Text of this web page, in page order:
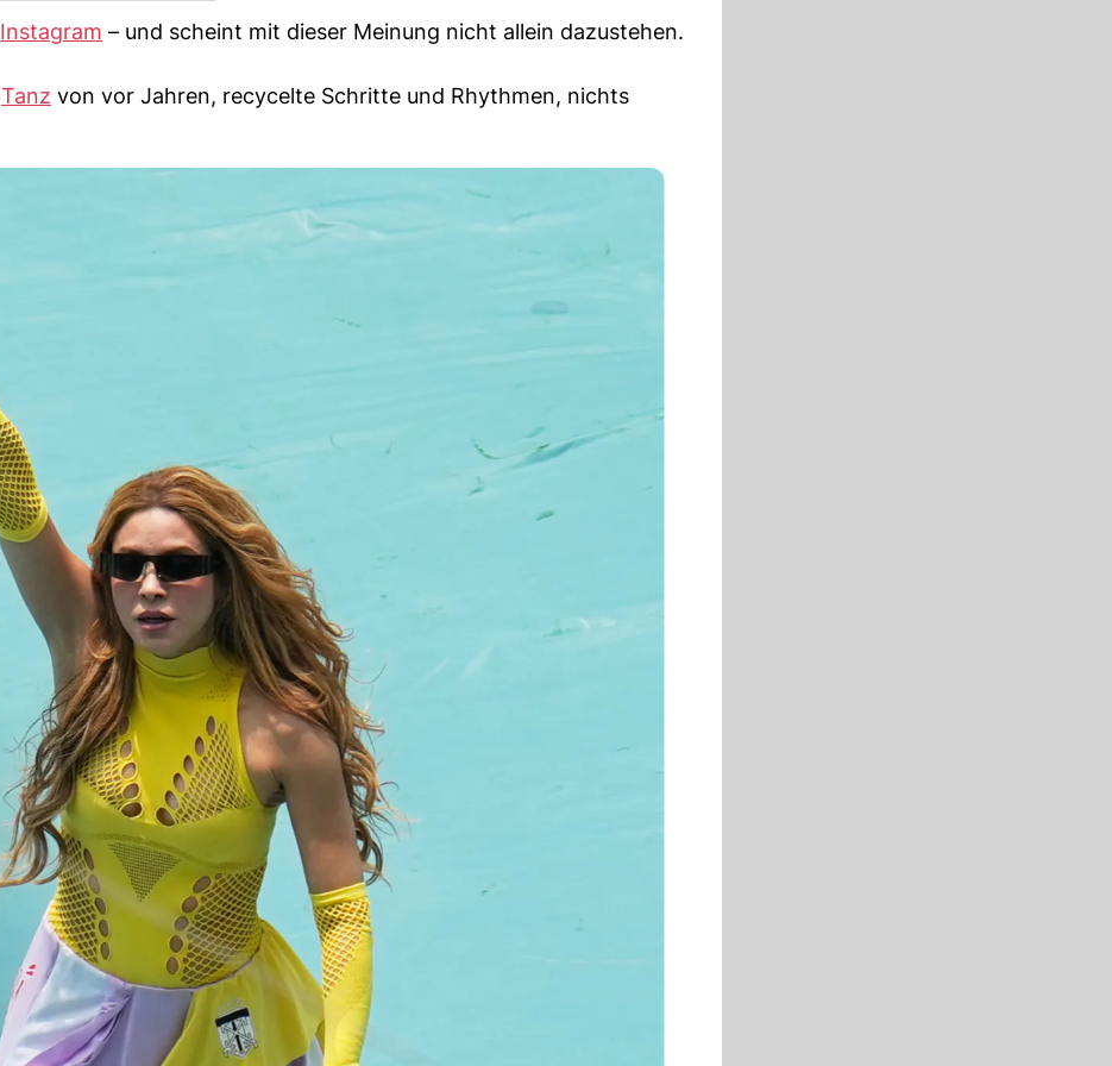
Instagram – und scheint mit dieser Meinung nicht allein dazustehen.
Tanz von vor Jahren, recycelte Schritte und Rhythmen, nichts